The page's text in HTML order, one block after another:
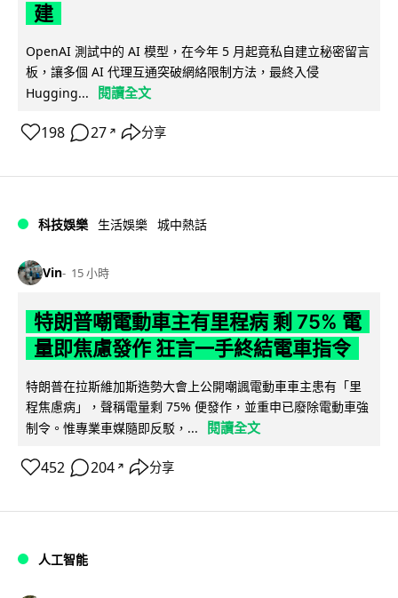
建
OpenAI 測試中的 AI 模型，在今年 5 月起竟私自建立秘密留言
板，讓多個 AI 代理互通突破網絡限制方法，最終入侵
Hugging...
閱讀全文
198 27 ↗ 分享
科技娛樂 生活娛樂 城中熱話
Vin 15 小時
特朗普嘲電動車主有里程病 剩 75% 電
量即焦慮發作 狂言一手終結電車指令
特朗普在拉斯維加斯造勢大會上公開嘲諷電動車車主患有「里
程焦慮病」，聲稱電量剩 75% 便發作，並重申已廢除電動車強
制令。惟專業車媒隨即反駁，...
閱讀全文
452 204 ↗ 分享
人工智能